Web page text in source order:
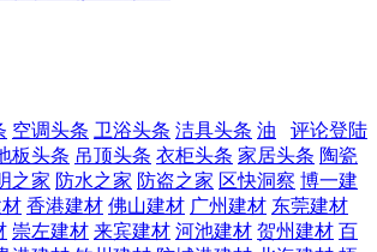
评论登陆
空调头条 卫浴头条 洁具头条 油
板头条 吊顶头条 衣柜头条 家居头条 陶瓷
之家 防水之家 防盗之家 区快洞察 博一建
香港建材 佛山建材 广州建材 东莞建材
崇左建材 来宾建材 河池建材 贺州建材 百